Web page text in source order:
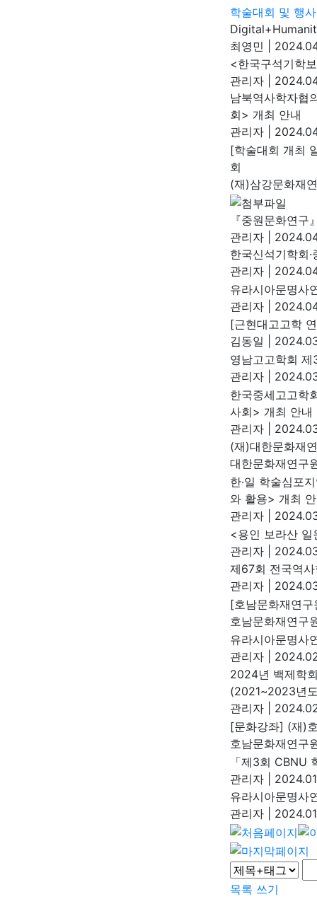
학술대회 및 행사
최영민
<한국구석기학
관리자
남북역사학자협
회> 개최 안내
관리자
[학술대회 개최
회
(재)삼강문화재
『중원문화연
관리자
한국신석기학회
관리자
유라시아문명사
관리자
[근현대고고학
김동일
영남고고학회
관리자
한국중세고고학
사회> 개최 안내
관리자
(재)대한문화재
대한문화재연구
한·일 학술심포
와 활용> 개최
관리자
<용인 보라산 일
관리자
제67회 전국역
관리자
[호남문화재연
호남문화재연구
유라시아문명사
관리자
2024년 백제학
(2021~2023년
관리자
[문화강좌] (재)
호남문화재연구
「제3회 CBNU
관리자
유라시아문명사
관리자
목록 쓰기